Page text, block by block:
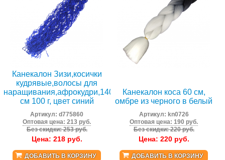
Канекалон Зизи,косички
кудрявые,волосы для
наращивания,афрокудри,140
см 100 г, цвет синий
Артикул:d775860
Оптовая цена: 213 руб.
Без скидки: 253 руб.
Цена: 218руб.
ДОБАВИТЬ В КОРЗИНУ
Канекалон коса 60 см,
омбре из черного в белый
Артикул: kn0726
Оптовая цена: 190 руб.
Без скидки: 220 руб.
Цена: 220руб.
ДОБАВИТЬ В КОРЗИНУ